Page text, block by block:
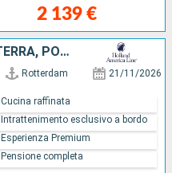
2 139 €
PAESI BASSI, SPAGNA, GIBILTERRA, PORTOGALLO
Rotterdam 21/11/2026
Cucina raffinata
Intrattenimento esclusivo a bordo
Esperienza Premium
Pensione completa